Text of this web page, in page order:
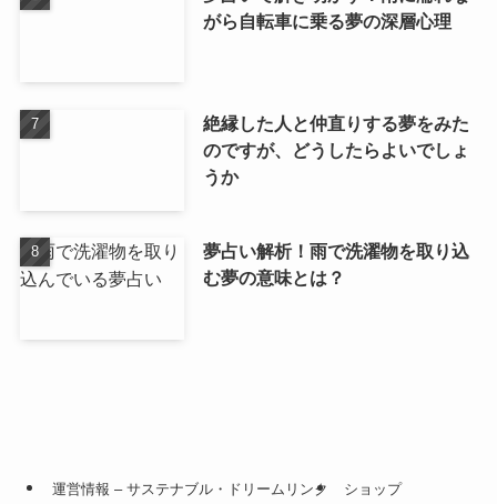
がら自転車に乗る夢の深層心理
絶縁した人と仲直りする夢をみた
のですが、どうしたらよいでしょ
うか
夢占い解析！雨で洗濯物を取り込
む夢の意味とは？
運営情報 – サステナブル・ドリームリンク ショップ